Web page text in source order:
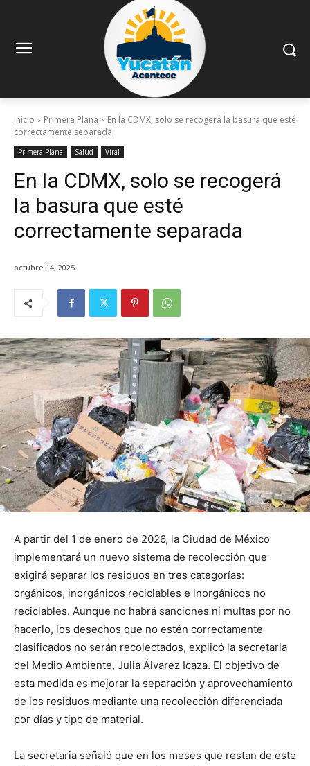
Inicio Primera Plana
En la CDMX, solo se recogerá la basura que esté
correctamente separada
Primera Plana Salud Viral
En la CDMX, solo se recogerá
la basura que esté
correctamente separada
octubre 14, 2025
A partir del 1 de enero de 2026, la Ciudad de México
implementará un nuevo sistema de recolección que
exigirá separar los residuos en tres categorías:
orgánicos, inorgánicos reciclables e inorgánicos no
reciclables. Aunque no habrá sanciones ni multas por no
hacerlo, los desechos que no estén correctamente
clasificados no serán recolectados, explicó la secretaria
del Medio Ambiente, Julia Álvarez Icaza. El objetivo de
esta medida es mejorar la separación y aprovechamiento
de los residuos mediante una recolección diferenciada
por días y tipo de material.
La secretaria señaló que en los meses que restan de este